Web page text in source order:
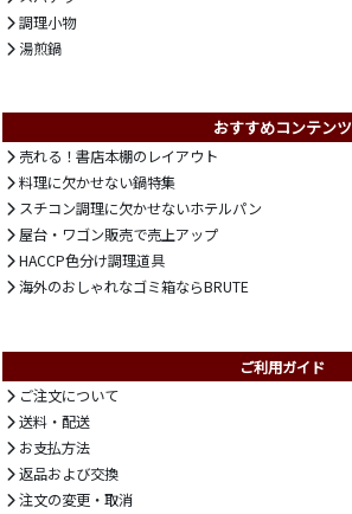
調理小物
湯煎鍋
おすすめコンテンツ
売れる！書店本棚のレイアウト
料理に欠かせない鍋特集
スチコン調理に欠かせないホテルパン
屋台・ワゴン販売で売上アップ
HACCP色分け調理道具
海外のおしゃれなゴミ箱ならBRUTE
ご利用ガイド
ご注文について
送料・配送
お支払方法
返品および交換
注文の変更・取消